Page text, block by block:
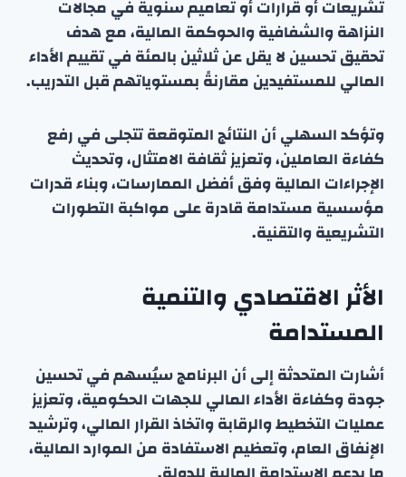
تشريعات أو قرارات أو تعاميم سنوية في مجالات
النزاهة والشفافية والحوكمة المالية، مع هدف
تحقيق تحسين لا يقل عن ثلاثين بالمئة في تقييم الأداء
المالي للمستفيدين مقارنةً بمستوياتهم قبل التدريب.
وتؤكد السهلي أن النتائج المتوقعة تتجلى في رفع
كفاءة العاملين، وتعزيز ثقافة الامتثال، وتحديث
الإجراءات المالية وفق أفضل الممارسات، وبناء قدرات
مؤسسية مستدامة قادرة على مواكبة التطورات
التشريعية والتقنية.
الأثر الاقتصادي والتنمية
المستدامة
أشارت المتحدثة إلى أن البرنامج سيُسهم في تحسين
جودة وكفاءة الأداء المالي للجهات الحكومية، وتعزيز
عمليات التخطيط والرقابة واتخاذ القرار المالي، وترشيد
الإنفاق العام، وتعظيم الاستفادة من الموارد المالية،